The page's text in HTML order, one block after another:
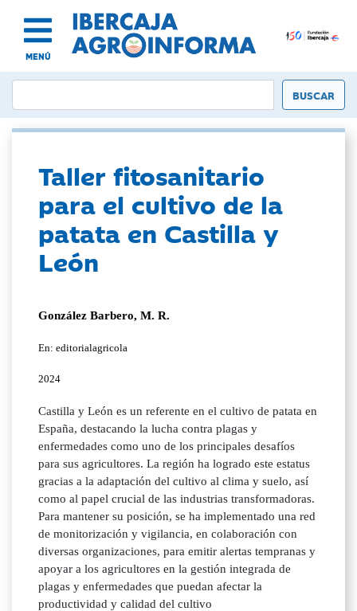
MENÚ
Taller fitosanitario
para el cultivo de la
patata en Castilla y
León
González Barbero, M. R.
En: editorialagricola
2024
Castilla y León es un referente en el cultivo de patata en
España, destacando la lucha contra plagas y
enfermedades como uno de los principales desafíos
para sus agricultores. La región ha logrado este estatus
gracias a la adaptación del cultivo al clima y suelo, así
como al papel crucial de las industrias transformadoras.
Para mantener su posición, se ha implementado una red
de monitorización y vigilancia, en colaboración con
diversas organizaciones, para emitir alertas tempranas y
apoyar a los agricultores en la gestión integrada de
plagas y enfermedades que puedan afectar la
productividad y calidad del cultivo